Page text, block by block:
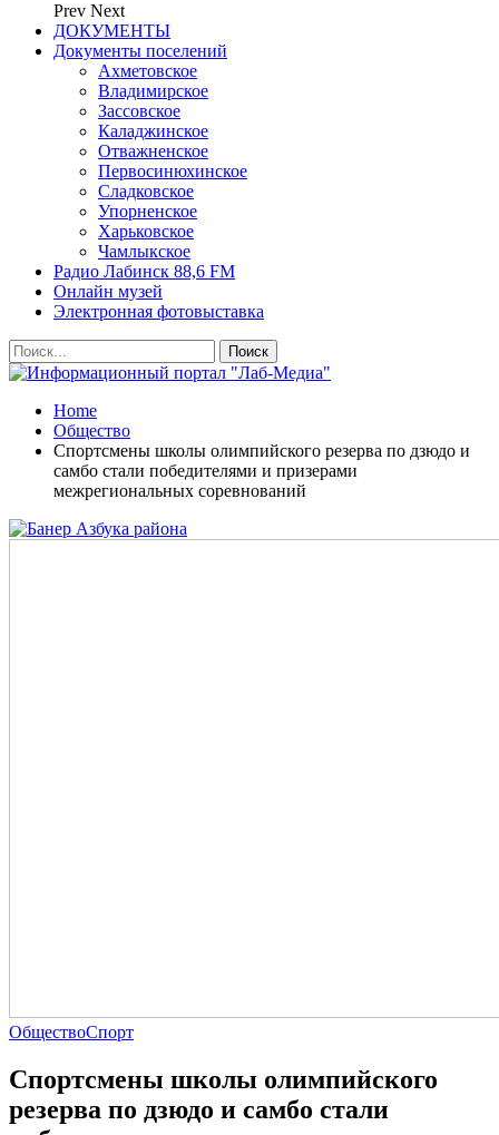
Prev Next
ДОКУМЕНТЫ
Документы поселений
Ахметовское
Владимирское
Зассовское
Каладжинское
Отважненское
Первосинюхинское
Сладковское
Упорненское
Харьковское
Чамлыкское
Радио Лабинск 88,6 FM
Онлайн музей
Электронная фотовыставка
Home
Общество
Спортсмены школы олимпийского резерва по дзюдо и
самбо стали победителями и призерами
межрегиональных соревнований
ОбществоСпорт
Спортсмены школы олимпийского
резерва по дзюдо и самбо стали